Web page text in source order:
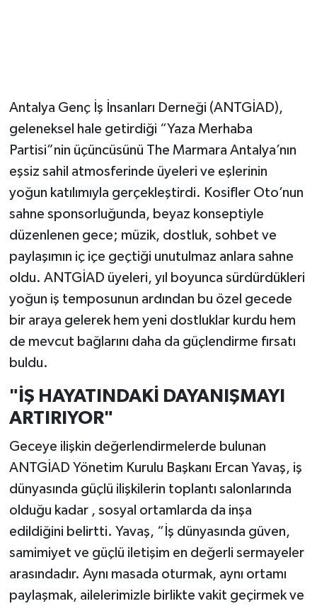
Antalya Genç İş İnsanları Derneği (ANTGİAD),
geleneksel hale getirdiği “Yaza Merhaba
Partisi”nin üçüncüsünü The Marmara Antalya’nın
eşsiz sahil atmosferinde üyeleri ve eşlerinin
yoğun katılımıyla gerçekleştirdi. Kosifler Oto’nun
sahne sponsorluğunda, beyaz konseptiyle
düzenlenen gece; müzik, dostluk, sohbet ve
paylaşımın iç içe geçtiği unutulmaz anlara sahne
oldu. ANTGİAD üyeleri, yıl boyunca sürdürdükleri
yoğun iş temposunun ardından bu özel gecede
bir araya gelerek hem yeni dostluklar kurdu hem
de mevcut bağlarını daha da güçlendirme fırsatı
buldu.
"İŞ HAYATINDAKİ DAYANIŞMAYI
ARTIRIYOR"
Geceye ilişkin değerlendirmelerde bulunan
ANTGİAD Yönetim Kurulu Başkanı Ercan Yavaş, iş
dünyasında güçlü ilişkilerin toplantı salonlarında
olduğu kadar , sosyal ortamlarda da inşa
edildiğini belirtti. Yavaş, “İş dünyasında güven,
samimiyet ve güçlü iletişim en değerli sermayeler
arasındadır. Aynı masada oturmak, aynı ortamı
paylaşmak, ailelerimizle birlikte vakit geçirmek ve